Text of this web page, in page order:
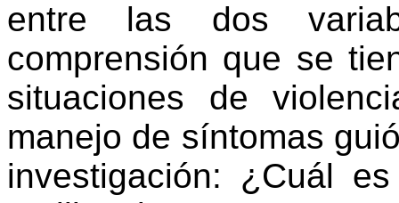
entre las dos
comprensión que se
situaciones de
manejo de síntomas
investigación: ¿Cuál